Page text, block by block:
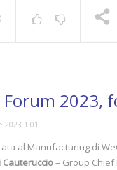
Forum 2023,
1:01
al Manufacturing di
– Group